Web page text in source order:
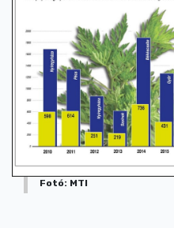
Fotó: MTI